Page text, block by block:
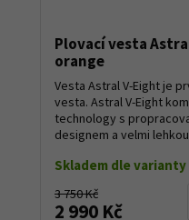
Plovací vesta
orange
Vesta Astral V-Eight je
vesta. Astral V-Eight
technology s
designem a velmi
Skladem dle varianty
3 750 Kč
2 990 Kč